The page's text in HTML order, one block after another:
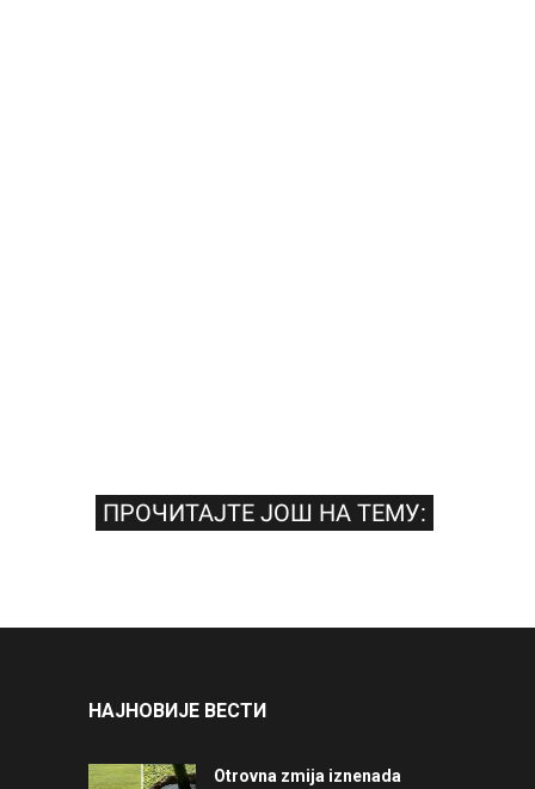
ПРОЧИТАЈТЕ ЈОШ НА ТЕМУ:
НАЈНОВИЈЕ ВЕСТИ
Otrovna zmija iznenada